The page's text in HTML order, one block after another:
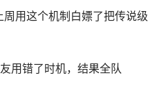
用这个机制白嫖了把传说级
用错了时机，结果全队